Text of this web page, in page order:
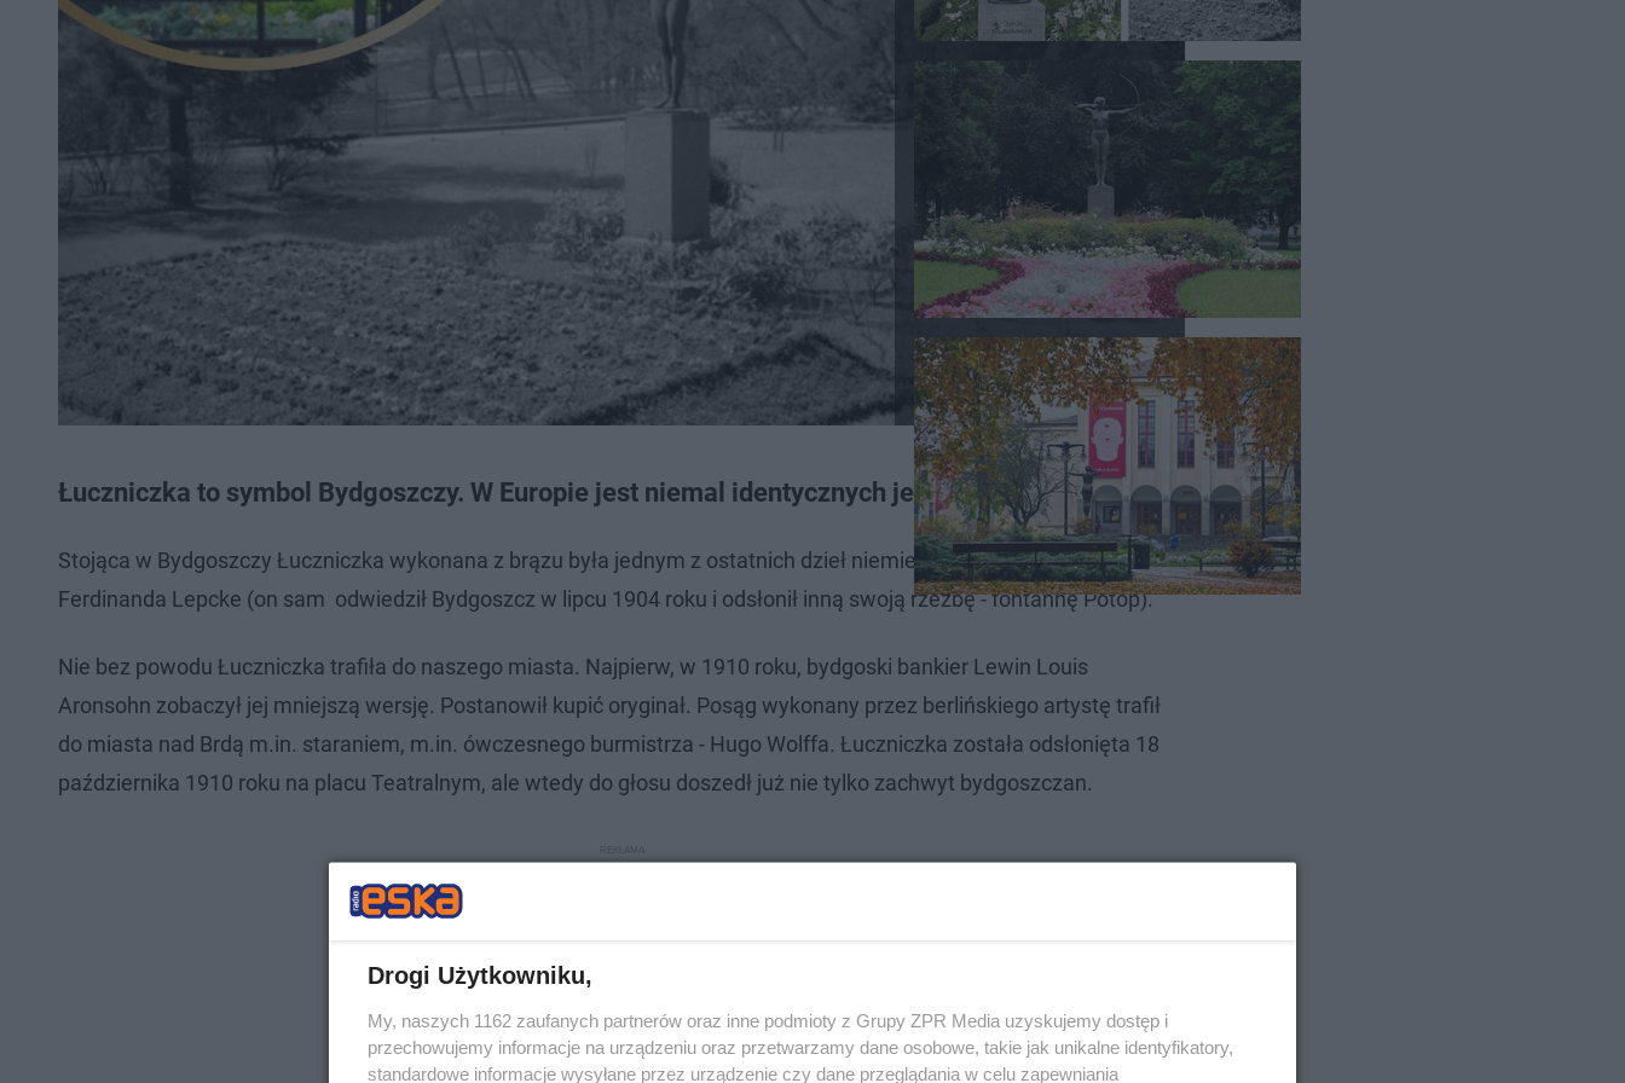
Łuczniczka to symbol Bydgoszczy. W Europie jest niemal identycznych jeszcze kilka!
Stojąca w Bydgoszczy Łuczniczka wykonana z brązu była jednym z ostatnich dzieł niemieckiego rzeźbiarza
Ferdinanda Lepcke (on sam odwiedził Bydgoszcz w lipcu 1904 roku i odsłonił inną swoją rzeźbę - fontannę Potop).
Nie bez powodu Łuczniczka trafiła do naszego miasta. Najpierw, w 1910 roku, bydgoski bankier Lewin Louis
Aronsohn zobaczył jej mniejszą wersję. Postanowił kupić oryginał. Posąg wykonany przez berlińskiego artystę trafił
do miasta nad Brdą m.in. staraniem, m.in. ówczesnego burmistrza - Hugo Wolffa. Łuczniczka została odsłonięta 18
października 1910 roku na placu Teatralnym, ale wtedy do głosu doszedł już nie tylko zachwyt bydgoszczan.
Drogi Użytkowniku,
My, naszych 1162 zaufanych partnerów oraz inne podmioty z Grupy ZPR Media uzyskujemy dostęp i
przechowujemy informacje na urządzeniu oraz przetwarzamy dane osobowe, takie jak unikalne identyfikatory,
standardowe informacje wysyłane przez urządzenie czy dane przeglądania w celu zapewniania